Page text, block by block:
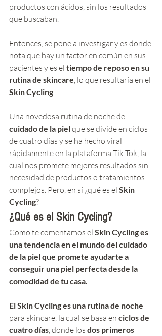
productos con ácidos, sin los resultados
que buscaban.
Entonces, se pone a investigar y es donde
nota que hay un factor en común en sus
pacientes y es el tiempo de reposo en su
rutina de skincare , lo que resultaría en el
Skin Cycling
Una novedosa rutina de noche de
cuidado de la piel que se divide en ciclos
de cuatro días y se ha hecho viral
rápidamente en la plataforma Tik Tok, la
cual nos promete mejores resultados sin
necesidad de productos o tratamientos
complejos. Pero, en sí ¿qué es el Skin
Cycling?
¿Qué es el Skin Cycling?
Como te comentamos el Skin Cycling es
una tendencia en el mundo del cuidado
de la piel que promete ayudarte a
conseguir una piel perfecta desde la
comodidad de tu casa.
El Skin Cycling es una rutina de noche
para skincare, la cual se basa en ciclos de
cuatro días , donde los dos primeros